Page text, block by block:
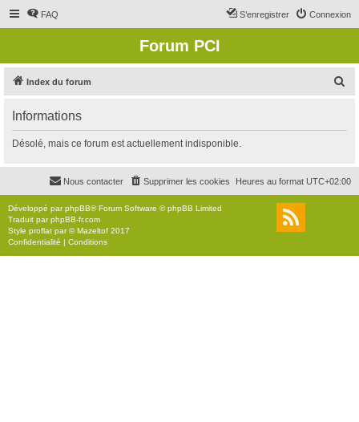
FAQ Connexion
S’enregistrer
Forum PCI
Index du forum
r
c
r
Informations
Désolé, mais ce forum est actuellement indisponible.
Heures au format UTC+02:00
Supprimer les cookies
Nous contacter
Développé parphpBB® Forum Software © phpBB Limited
Traduit parphpBB-fr.com
Style proflat par ©Mazeltof 2017
Confidentialité | Conditions